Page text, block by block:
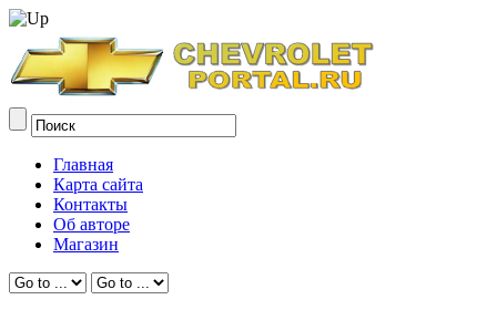
Главная
Карта сайта
Контакты
Об авторе
Магазин